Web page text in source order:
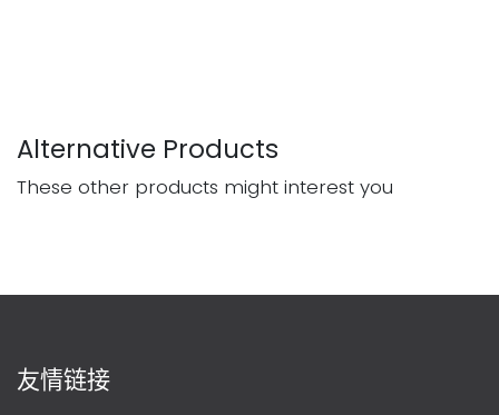
Alternative Products
These other products might interest you
友情链接